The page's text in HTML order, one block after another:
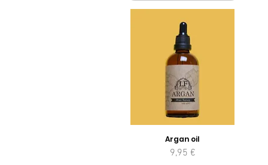
Argan oil
Cena
9,95 €